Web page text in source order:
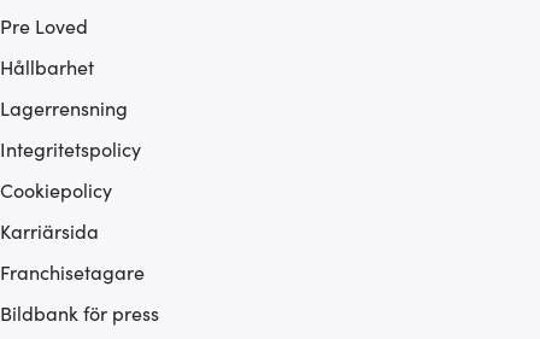
Pre Loved
Hållbarhet
Lagerrensning
Integritetspolicy
Cookiepolicy
Karriärsida
Franchisetagare
Bildbank för press